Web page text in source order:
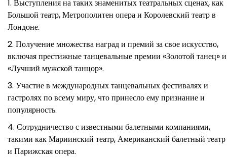
Выступления на таких знаменитых театральных сценах, как
Большой театр, Метрополитен опера и Королевский театр в
Лондоне.
Получение множества наград и премий за свое искусство,
включая престижные танцевальные премии «Золотой танец» и
«Лучший мужской танцор».
Участие в международных танцевальных фестивалях и
гастролях по всему миру, что принесло ему признание и
популярность.
Сотрудничество с известными балетными компаниями,
такими как Мариинский театр, Американский балетный театр
и Парижская опера.